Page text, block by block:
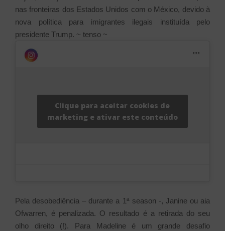
nas fronteiras dos Estados Unidos com o México, devido à
nova política para imigrantes ilegais instituída pelo
presidente Trump. ~ tenso ~
Clique para aceitar cookies de
marketing e ativar este conteúdo
Pela desobediência – durante a 1ª season -, Janine ou aia
Ofwarren, é penalizada. O resultado é a retirada do seu
olho direito (!). Para Madeline é um grande desafio